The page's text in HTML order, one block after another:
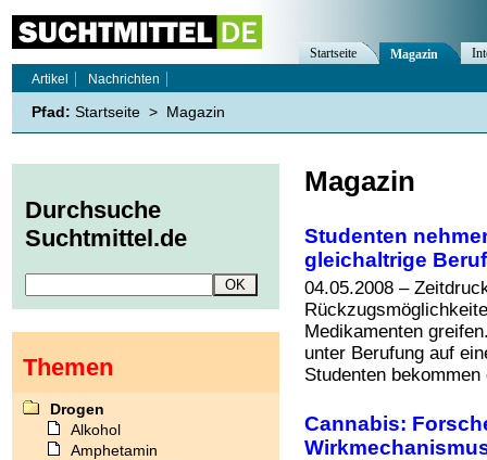
Magazin
Studenten
gleichaltrige
04.05.2008 –
Medikamenten
unter Berufung auf
Studenten
Cannabis:
Startseite Magazin
Artikel
Nachrichten
Pfad: Startseite > Magazin
Durchsuche
Suchtmittel.de
Themen
Drogen
Alkohol
Amphetamin